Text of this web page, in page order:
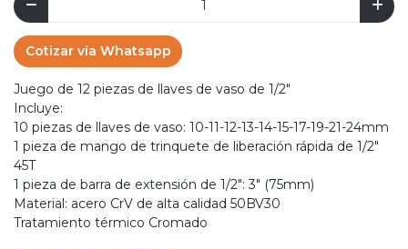
Cotizar vía Whatsapp
Juego de 12 piezas de llaves de vaso de 1/2"
Incluye:
10 piezas de llaves de vaso: 10-11-12-13-14-15-17-19-21-24mm
1 pieza de mango de trinquete de liberación rápida de 1/2"
45T
1 pieza de barra de extensión de 1/2": 3" (75mm)
Material: acero CrV de alta calidad 50BV30
Tratamiento térmico Cromado